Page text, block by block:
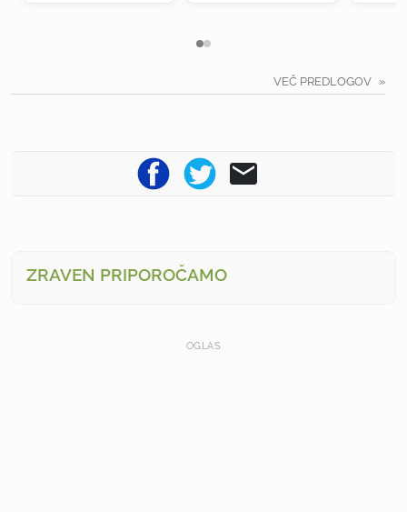
VEČ PREDLOGOV
ZRAVEN PRIPOROČAMO
OGLAS